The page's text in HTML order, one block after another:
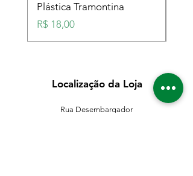
Plástica Tramontina
Preço
R$ 18,00
Localização da Loja
Rua Desembargador